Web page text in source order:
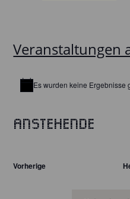
Veranstaltungen
Hinweis
Es wurden keine Ergebnisse
Anstehende
wählen.
VorherigeVeranstaltungen